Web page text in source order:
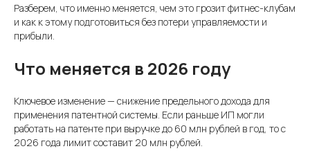
Разберем, что именно меняется, чем это грозит фитнес-клубам
и как к этому подготовиться без потери управляемости и
прибыли.
Что меняется в 2026 году
Ключевое изменение — снижение предельного дохода для
применения патентной системы. Если раньше ИП могли
работать на патенте при выручке до 60 млн рублей в год, то с
2026 года лимит составит 20 млн рублей.